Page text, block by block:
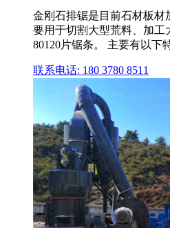
金刚石排锯是目前石材板材
要用于切割大型荒料、加工
80120片锯条。 主要有以下
联系电话: 180 3780 8511